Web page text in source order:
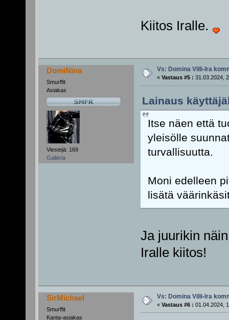
Kiitos Iralle.
DomiNina
Smurffit
Asiakas
Viestejä: 169
Galleria
Vs: Domina Villi-Ira
« Vastaus #5 : 31.03.2024,
Lainaus
Itse näen että
yleisölle
turvallisuutta.
Moni edelleen
lisätä
Ja juurikin
Iralle kiitos!
SirMichael
Smurffit
Kanta-asiakas
Vs: Domina Villi-Ira
« Vastaus #6 : 01.04.2024,